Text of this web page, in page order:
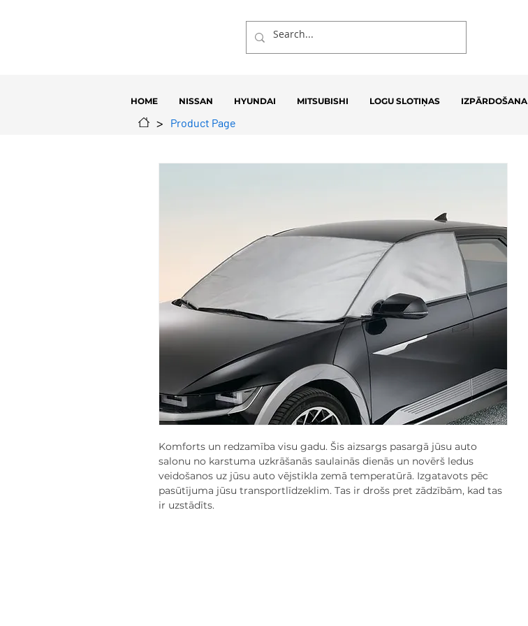
> Product Page
HOME NISSAN HYUNDAI MITSUBISHI LOGU SLOTIŅAS IZPĀRDOŠANA
Komforts un redzamība visu gadu. Šis aizsargs pasargā jūsu auto
salonu no karstuma uzkrāšanās saulainās dienās un novērš ledus
veidošanos uz jūsu auto vējstikla zemā temperatūrā. Izgatavots pēc
pasūtījuma jūsu transportlīdzeklim. Tas ir drošs pret zādzībām, kad tas
ir uzstādīts.